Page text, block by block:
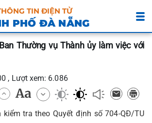
TIN ĐIỆN TỬ
PHỐ ĐÀ NẴNG
Thường vụ Thành ủy làm việc với
, Lượt xem: 6.086
kiểm tra theo Quyết định số 704-QĐ/TU